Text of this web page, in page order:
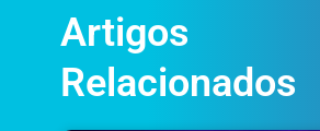
Artigos
Relacionados